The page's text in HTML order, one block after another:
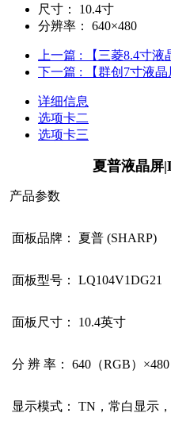
尺寸：
10.4寸
分辨率：
640×480
上一篇 : 【三菱8.4寸液
下一篇 : 【群创7寸液晶
详细信息
选项卡二
选项卡三
夏普液晶屏
产品参数
面板品牌： 夏普 (SHARP)
面板型号： LQ104V1DG21
面板尺寸： 10.4英寸
分 辨 率： 640 （RGB）×480
显示模式： TN ，常白显示